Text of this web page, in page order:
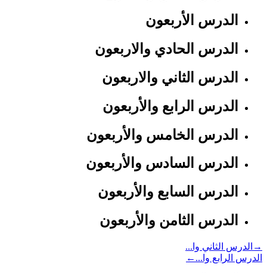
الدرس الأربعون
الدرس الحادي والاربعون
الدرس الثاني والاربعون
الدرس الرابع والأربعون
الدرس الخامس والأربعون
الدرس السادس والأربعون
الدرس السابع والأربعون
الدرس الثامن والأربعون
→ الدرس الثاني وا...
الدرس الرابع وا... ←